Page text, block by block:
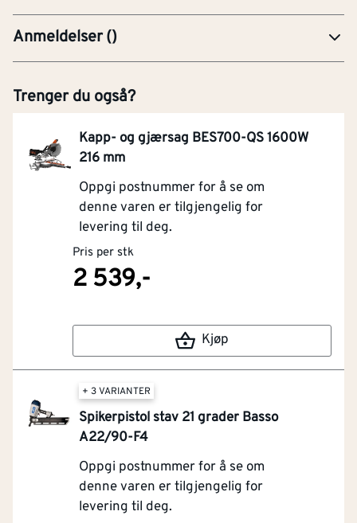
Anmeldelser()
Trenger du også?
Kapp- og gjærsag BES700-QS 1600W
216 mm
Oppgi postnummer for å se om
denne varen er tilgjengelig for
levering til deg.
Pris per stk
2 539,-
Kjøp
+ 3 VARIANTER
Spikerpistol stav 21 grader Basso
A22/90-F4
Oppgi postnummer for å se om
denne varen er tilgjengelig for
levering til deg.